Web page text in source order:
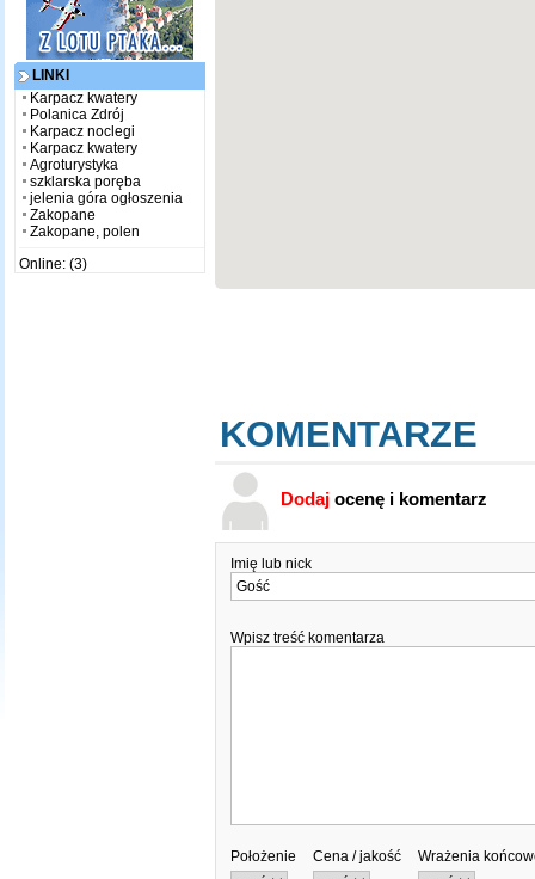
LINKI
Karpacz kwatery
Polanica Zdrój
Karpacz noclegi
Karpacz kwatery
Agroturystyka
szklarska poręba
jelenia góra ogłoszenia
Zakopane
Zakopane, polen
Online: (3)
KOMENTARZE
Dodajocenę i komentarz
Imię lub nick
Wpisz treść komentarza
Położenie Cena / jakość Wrażenia